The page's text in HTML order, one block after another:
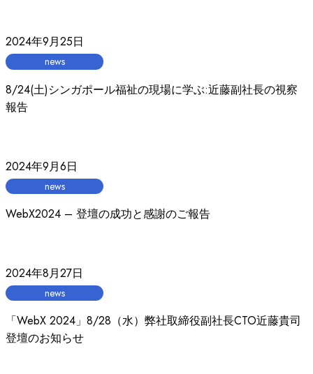
2024年9月25日
news
8/24(土)シンガポール福祉の現場に学ぶ:近藤副社長の視察
報告
2024年9月6日
news
WebX2024 – 登壇の成功と感謝のご報告
2024年8月27日
news
「WebX 2024」8/28（水）弊社取締役副社長CTO近藤貴司
登壇のお知らせ